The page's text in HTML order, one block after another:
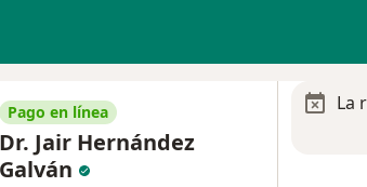
Pago en línea
Dr. Jair Hernández
Galván
La